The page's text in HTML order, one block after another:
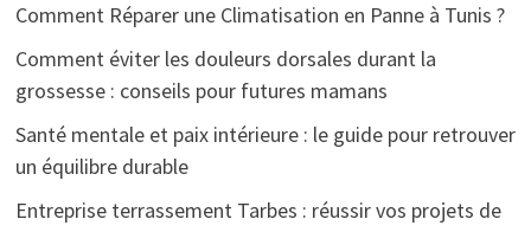
Comment Réparer une Climatisation en Panne à Tunis ?
Comment éviter les douleurs dorsales durant la
grossesse : conseils pour futures mamans
Santé mentale et paix intérieure : le guide pour retrouver
un équilibre durable
Entreprise terrassement Tarbes : réussir vos projets de